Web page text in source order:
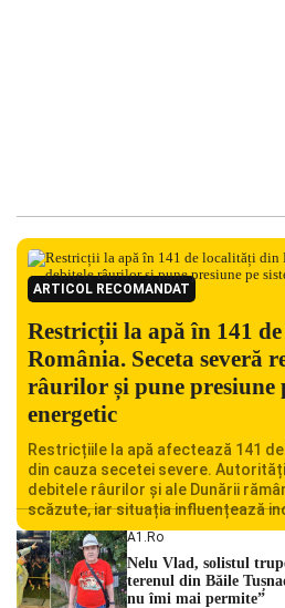
ARTICOL RECOMANDAT
Restricții la apă în 141
România. Seceta severă
râurilor și pune presiune
energetic
Restricțiile la apă afectează 141
din cauza secetei severe.
debitele râurilor și ale Dunării
scăzute, iar situația influențează
Centralei Nucleare de la
cu una dintre cele mai dificile
hidrologic din ultimii ani. Lipsa […]
A1.ro
Nelu Vlad, solistul
terenul din Băile
nu îmi mai permite”